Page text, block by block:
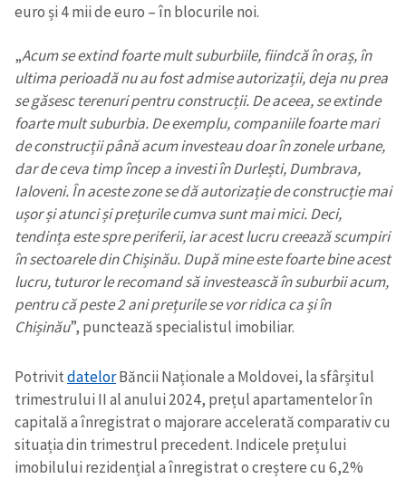
euro și 4 mii de euro – în blocurile noi.
„Acum se extind foarte mult suburbiile, fiindcă în oraș, în
ultima perioadă nu au fost admise autorizații, deja nu prea
se găsesc terenuri pentru construcții. De aceea, se extinde
foarte mult suburbia. De exemplu, companiile foarte mari
de construcții până acum investeau doar în zonele urbane,
dar de ceva timp încep a investi în Durlești, Dumbrava,
Ialoveni. În aceste zone se dă autorizație de construcție mai
ușor și atunci și prețurile cumva sunt mai mici. Deci,
tendința este spre periferii, iar acest lucru creează scumpiri
în sectoarele din Chișinău. După mine este foarte bine acest
lucru, tuturor le recomand să investească în suburbii acum,
pentru că peste 2 ani prețurile se vor ridica ca și în
Chișinău”, punctează specialistul imobiliar.
PotrivitdatelorBăncii Naționale a Moldovei, la sfârșitul
trimestrului II al anului 2024, prețul apartamentelor în
capitală a înregistrat o majorare accelerată comparativ cu
situația din trimestrul precedent. Indicele prețului
imobilului rezidențial a înregistrat o creștere cu 6,2%